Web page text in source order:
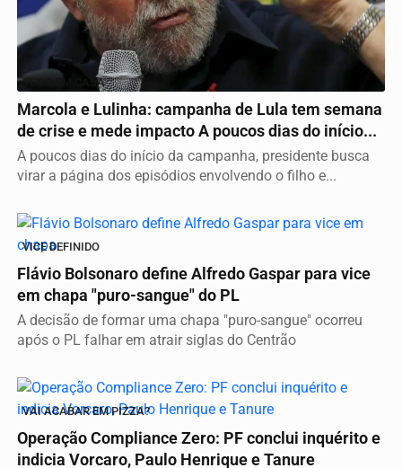
TUDO EM CASA
Marcola e Lulinha: campanha de Lula tem semana
de crise e mede impacto A poucos dias do início...
A poucos dias do início da campanha, presidente busca
virar a página dos episódios envolvendo o filho e...
VICE DEFINIDO
Flávio Bolsonaro define Alfredo Gaspar para vice
em chapa "puro-sangue" do PL
A decisão de formar uma chapa "puro-sangue" ocorreu
após o PL falhar em atrair siglas do Centrão
VAI ACABAR EM PIZZA?
Operação Compliance Zero: PF conclui inquérito e
indicia Vorcaro, Paulo Henrique e Tanure